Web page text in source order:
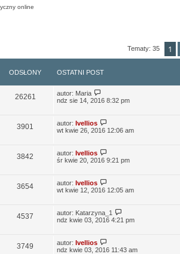
online
Tematy: 35 1
ODSŁONY OSTATNI POST
26261 autor: Maria
ndz sie 14, 2016 8:32 pm
3901 autor: Ivellios
wt kwie 26, 2016 12:06 am
3842 autor: Ivellios
śr kwie 20, 2016 9:21 pm
3654 autor: Ivellios
wt kwie 12, 2016 12:05 am
4537 autor: Katarzyna_1
ndz kwie 03, 2016 4:21 pm
3749 autor: Ivellios
ndz kwie 03, 2016 11:43 am